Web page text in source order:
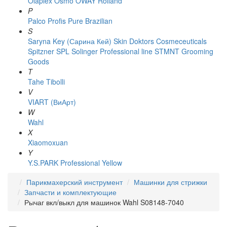
P
Palco Profis Pure Brazilian
S
Saryna Key (Сарина Кей) Skin Doktors Cosmeceuticals
Spitzner SPL Solinger Professional line STMNT Grooming
Goods
T
Tahe Tibolli
V
VIART (ВиАрт)
W
Wahl
X
Xiaomoxuan
Y
Y.S.PARK Professional Yellow
Парикмахерский инструмент
Машинки для стрижки
Запчасти и комплектующие
Рычаг вкл/выкл для машинок Wahl S08148-7040